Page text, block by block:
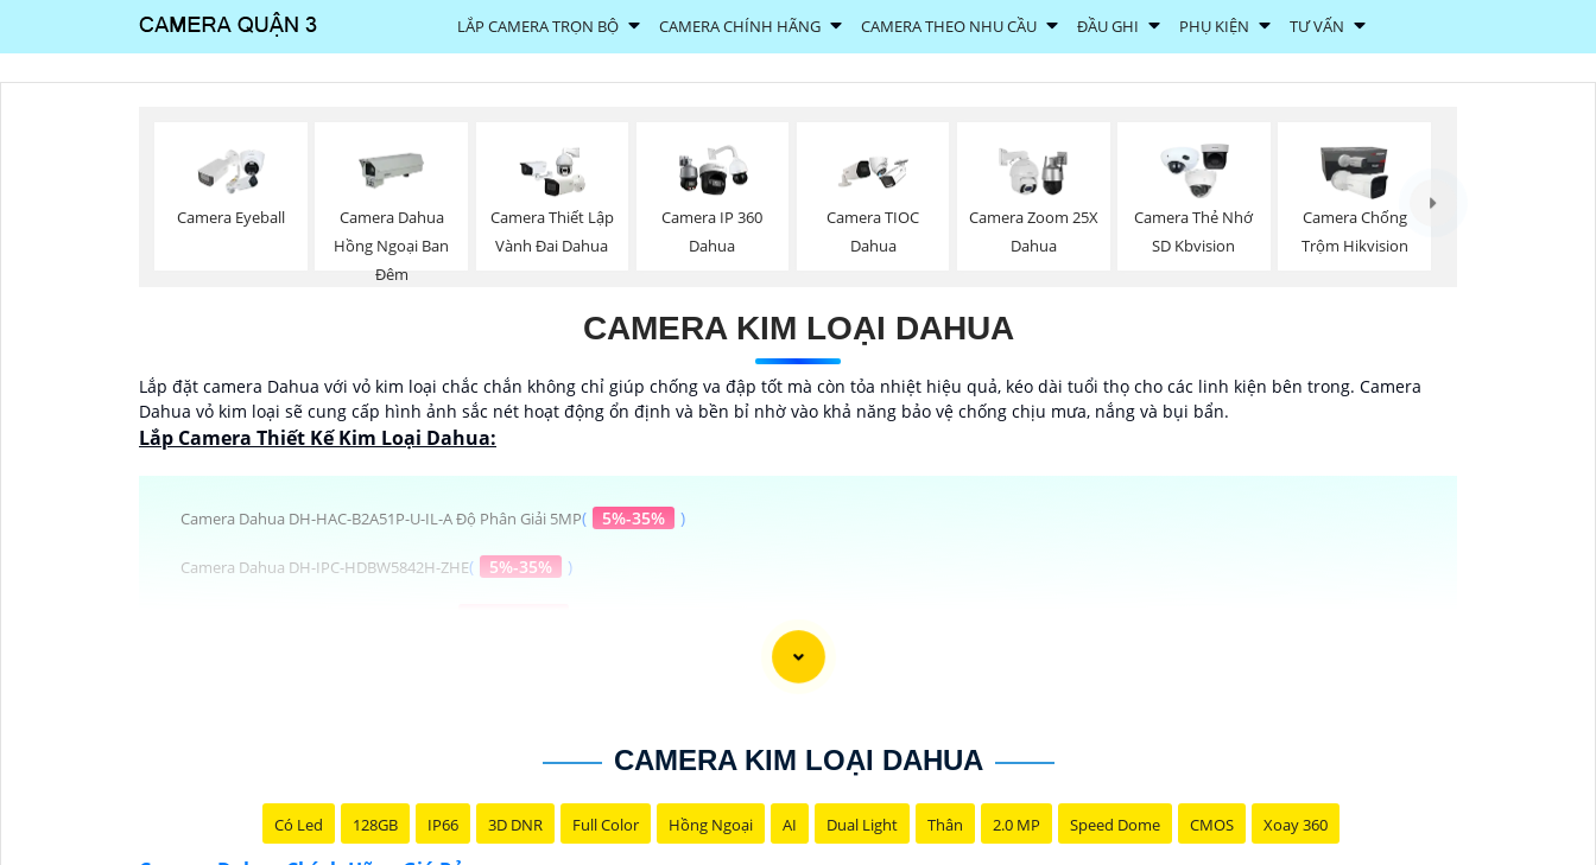
LẮP CAMERA TRỌN BỘ CAMERA CHÍNH HÃNG CAMERA THEO NHU CẦU ĐẦU GHI PHỤ KIỆN TƯ VẤN
Camera Eyeball
Camera Dahua
Hồng Ngoại Ban
Đêm
Camera Thiết Lập
Vành Đai Dahua
Camera IP 360
Dahua
Camera TIOC
Dahua
Camera Zoom 25X
Dahua
Camera Thẻ Nhớ
SD Kbvision
Camera Chống
Trộm Hikvision
CAMERA KIM LOẠI DAHUA
Lắp đặt camera Dahua với vỏ kim loại chắc chắn không chỉ giúp chống va đập tốt mà còn tỏa nhiệt hiệu quả, kéo dài tuổi thọ cho các linh kiện bên trong. Camera
Dahua vỏ kim loại sẽ cung cấp hình ảnh sắc nét hoạt động ổn định và bền bỉ nhờ vào khả năng bảo vệ chống chịu mưa, nắng và bụi bẩn.
Lắp Camera Thiết Kế Kim Loại Dahua:
Camera Dahua DH-HAC-B2A51P-U-IL-A Độ Phân Giải 5MP( 5%-35% )
Camera Dahua DH-IPC-HDBW5842H-ZHE( 5%-35% )
CAMERA KIM LOẠI DAHUA
Có Led 128GB IP66 3D DNR Full Color Hồng Ngoại AI Dual Light Thân 2.0 MP Speed Dome CMOS Xoay 360